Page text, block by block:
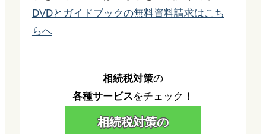
DVDとガイドブックの無料資料請求はこち
らへ
相続税対策の
各種サービスをチェック！
相続税対策の